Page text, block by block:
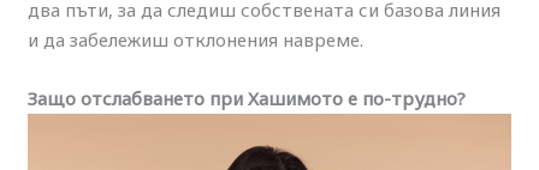
два пъти, за да следиш собствената си базова линия
и да забележиш отклонения навреме.
Защо отслабването при Хашимото е по-трудно?